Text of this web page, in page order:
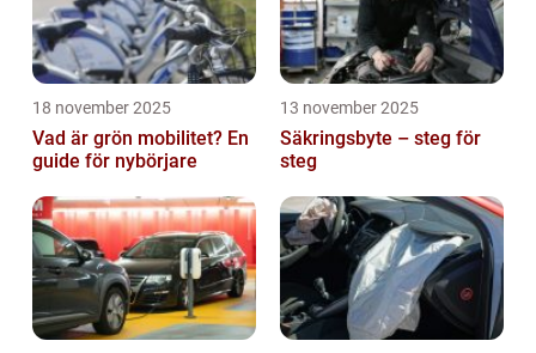
18 november 2025
Vad är grön mobilitet? En
guide för nybörjare
13 november 2025
Säkringsbyte – steg för
steg